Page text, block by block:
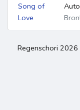
Song of
Love
Regenschori 2026